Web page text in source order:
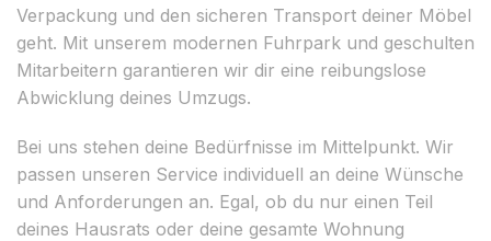
Verpackung und den sicheren Transport deiner Möbel
geht. Mit unserem modernen Fuhrpark und geschulten
Mitarbeitern garantieren wir dir eine reibungslose
Abwicklung deines Umzugs.
Bei uns stehen deine Bedürfnisse im Mittelpunkt. Wir
passen unseren Service individuell an deine Wünsche
und Anforderungen an. Egal, ob du nur einen Teil
deines Hausrats oder deine gesamte Wohnung